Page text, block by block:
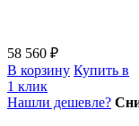
58 560 ₽
В корзину Купить в
1 клик
Нашли дешевле?